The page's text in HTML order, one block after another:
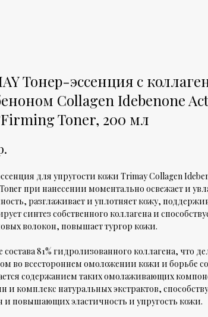
Тонер-эссенция с
Collagen Idebenone
Toner, 200 мл
для упругости кожи Trimay Collagen
Toner при нанесении моментально освежает и
разглаживает и уплотняет кожу,
синтез собственного коллагена и
волокон, повышает тургор кожи.
состава 81% гидролизованного коллагена, что
во всестороннем омоложении кожи и борьбе
содержанием таких омолаживающих
и комплекс натуральных экстрактов,
повышающих эластичность и упругость кожи.